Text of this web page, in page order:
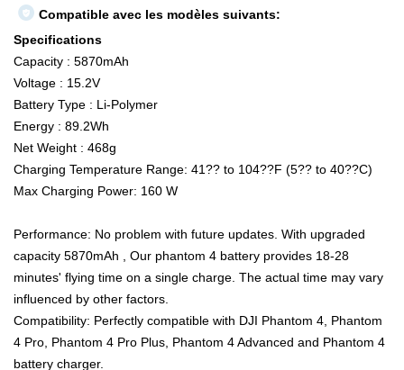
Compatible avec les modèles suivants:
Specifications
Capacity : 5870mAh
Voltage : 15.2V
Battery Type : Li-Polymer
Energy : 89.2Wh
Net Weight : 468g
Charging Temperature Range: 41?? to 104??F (5?? to 40??C)
Max Charging Power: 160 W
Performance: No problem with future updates. With upgraded
capacity 5870mAh , Our phantom 4 battery provides 18-28
minutes' flying time on a single charge. The actual time may vary
influenced by other factors.
Compatibility: Perfectly compatible with DJI Phantom 4, Phantom
4 Pro, Phantom 4 Pro Plus, Phantom 4 Advanced and Phantom 4
battery charger.